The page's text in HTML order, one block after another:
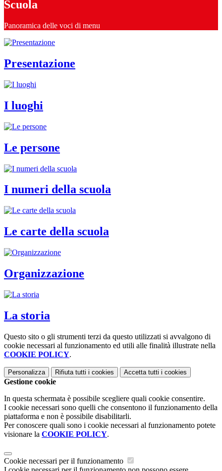
Scuola
Panoramica delle voci di menu
Presentazione
I luoghi
Le persone
I numeri della scuola
Le carte della scuola
Organizzazione
La storia
Questo sito o gli strumenti terzi da questo utilizzati si avvalgono di
cookie necessari al funzionamento ed utili alle finalità illustrate nella
COOKIE POLICY.
Personalizza Rifiuta tutti i cookies Accetta tutti i cookies
Gestione cookie
In questa schermata è possibile scegliere quali cookie consentire.
I cookie necessari sono quelli che consentono il funzionamento della
piattaforma e non è possibile disabilitarli.
Per conoscere quali sono i cookie necessari al funzionamento potete
visionare la COOKIE POLICY.
Cookie necessari per il funzionamento